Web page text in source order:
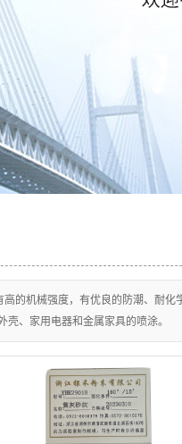
的机械强度，有优良的防潮、耐
、家用电器和金属家具的喷涂。